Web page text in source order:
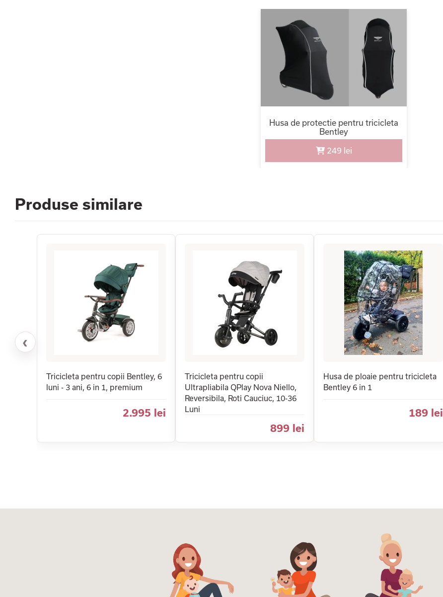
Husa de protectie pentru tricicleta
Bentley
249 lei
Produse similare
‹
Tricicleta pentru copii Bentley, 6
luni - 3 ani, 6 in 1, premium
2.995 lei
Tricicleta pentru copii
Ultrapliabila QPlay Nova Niello,
Reversibila, Roti Cauciuc, 10-36
Luni
899 lei
Husa de ploaie pentru tricicleta
Bentley 6 in 1
189 lei